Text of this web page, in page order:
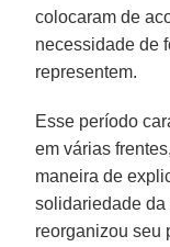
colocaram de
necessidade de
representem.
Esse período
em várias
maneira de
solidariedade da
reorganizou seu